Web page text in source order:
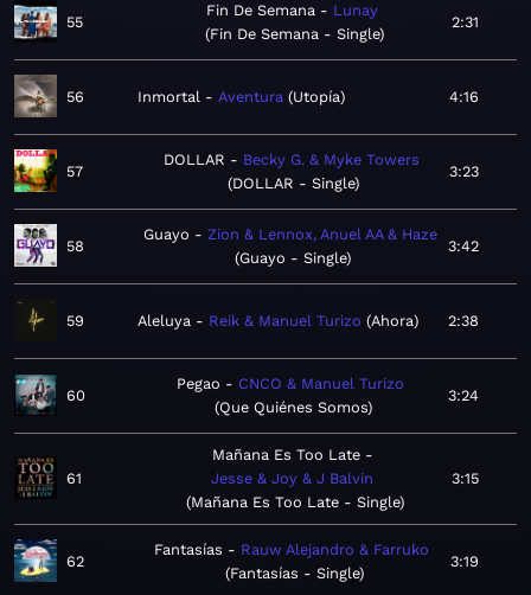
55
Fin De Semana
Lunay
Fin De Semana - Single
2:31
56 Inmortal Aventura Utopía 4:16
57
DOLLAR
Becky G. & Myke Towers
DOLLAR - Single
3:23
58
Guayo
Zion & Lennox, Anuel AA & Haze
Guayo - Single
3:42
59 Aleluya Reik & Manuel Turizo Ahora 2:38
60
Pegao
CNCO & Manuel Turizo
Que Quiénes Somos
3:24
61
Mañana Es Too Late
Jesse & Joy & J Balvin
Mañana Es Too Late - Single
3:15
62
Fantasías
Rauw Alejandro & Farruko
Fantasías - Single
3:19